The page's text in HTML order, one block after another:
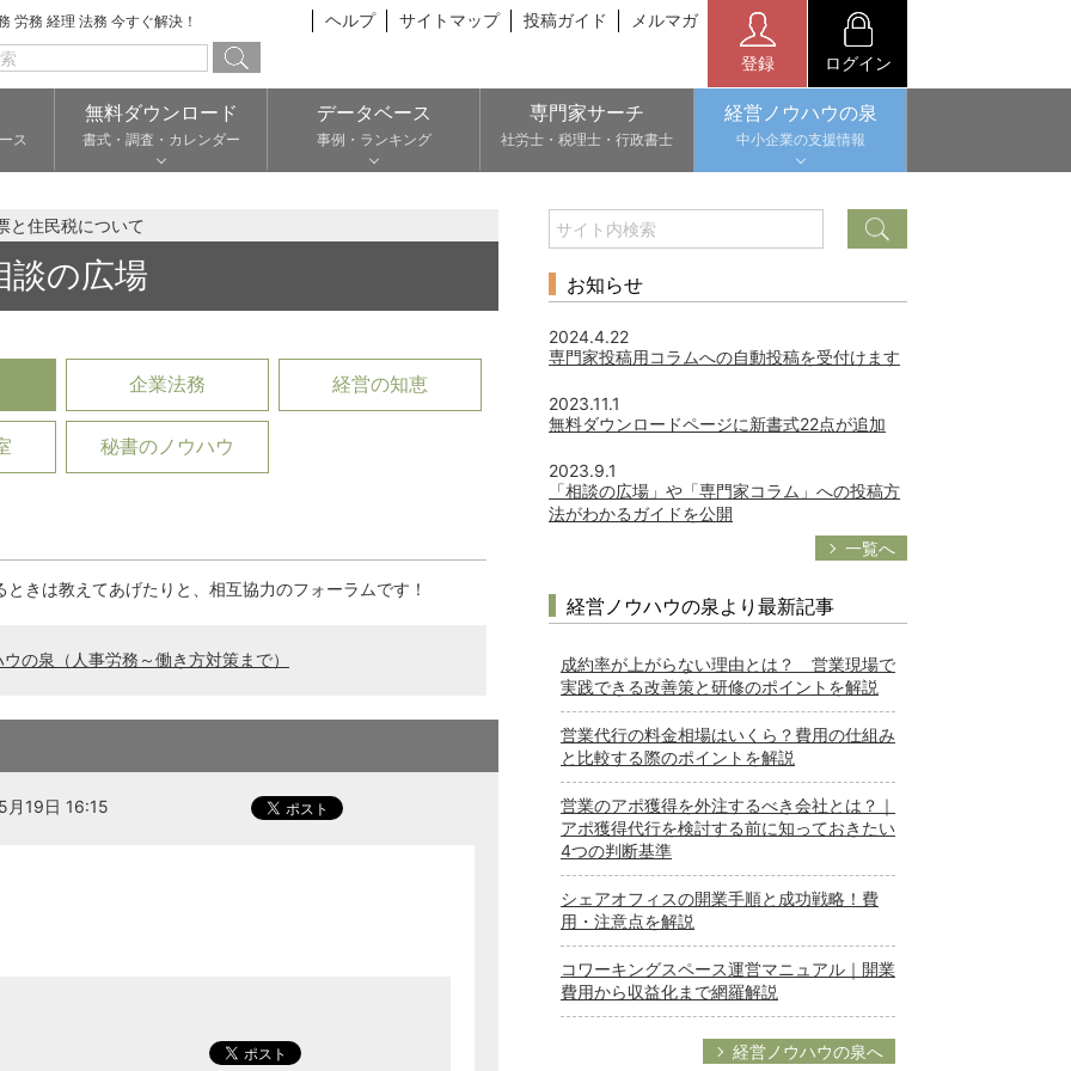
労務 経理 法務 今すぐ解決！ ヘルプ サイトマップ 投稿ガイド メルマガ
登録 ログイン
ス
無料ダウンロード
書式・調査・カレンダー
データベース
事例・ランキング
専門家サーチ
社労士・税理士・行政書士
経営ノウハウの泉
中小企業の支援情報
と住民税について
談の広場
企業法務 経営の知恵
秘書のノウハウ
きは教えてあげたりと、相互協力のフォーラムです！
の泉（人事労務～働き方対策まで）
月19日 16:15
お知らせ
2024.4.22
専門家投稿用コラムへの自動投稿を受付けます
2023.11.1
無料ダウンロードページに新書式22点が追加
2023.9.1
「相談の広場」や「専門家コラム」への投稿方
法がわかるガイドを公開
一覧へ
経営ノウハウの泉より最新記事
成約率が上がらない理由とは？ 営業現場で
実践できる改善策と研修のポイントを解説
営業代行の料金相場はいくら？費用の仕組み
と比較する際のポイントを解説
営業のアポ獲得を外注するべき会社とは？｜
アポ獲得代行を検討する前に知っておきたい
4つの判断基準
シェアオフィスの開業手順と成功戦略！費
用・注意点を解説
コワーキングスペース運営マニュアル｜開業
費用から収益化まで網羅解説
経営ノウハウの泉へ